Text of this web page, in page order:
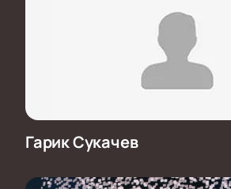
Гарик Сукачев